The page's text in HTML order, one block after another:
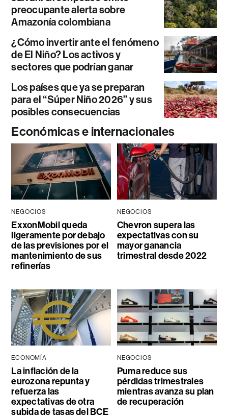
preocupante alerta sobre
Amazonía colombiana
¿Cómo invertir ante el fenómeno
de El Niño? Los activos y
sectores que podrían ganar
Los países que ya se preparan
para el “Súper Niño 2026” y sus
posibles consecuencias
Económicas e internacionales
NEGOCIOS
ExxonMobil queda
ligeramente por debajo
de las previsiones por el
mantenimiento de sus
refinerías
NEGOCIOS
Chevron supera las
expectativas con su
mayor ganancia
trimestral desde 2022
ECONOMÍA
La inflación de la
eurozona repunta y
refuerza las
expectativas de otra
subida de tasas del BCE
NEGOCIOS
Puma reduce sus
pérdidas trimestrales
mientras avanza su plan
de recuperación